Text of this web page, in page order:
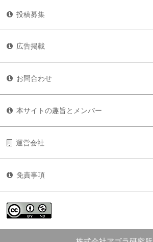
投稿募集
広告掲載
お問合わせ
本サイトの趣旨とメンバー
運営会社
免責事項